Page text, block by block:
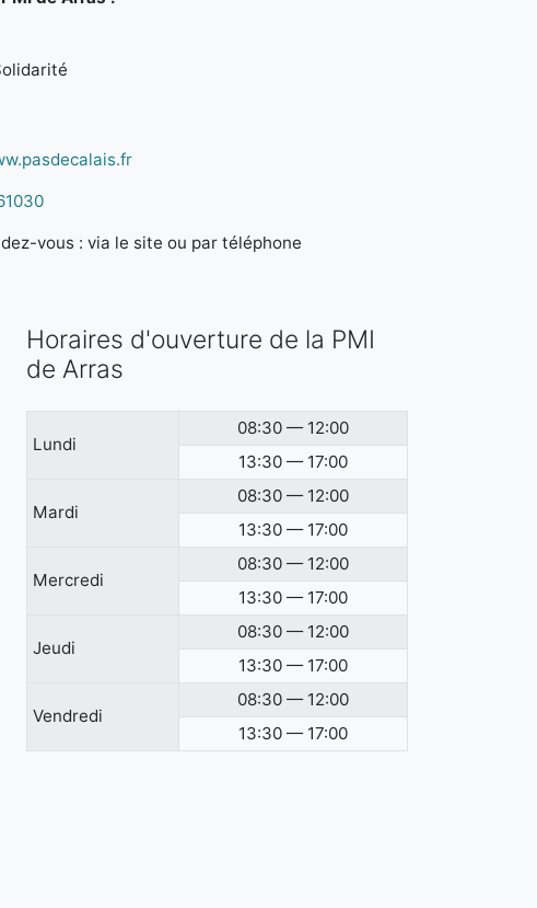
vous : via le site ou par téléphone
Horaires d'ouverture de la PMI
de Arras
Lundi
08:30 — 12:00
13:30 — 17:00
Mardi
08:30 — 12:00
13:30 — 17:00
Mercredi
08:30 — 12:00
13:30 — 17:00
Jeudi
08:30 — 12:00
13:30 — 17:00
Vendredi
08:30 — 12:00
13:30 — 17:00